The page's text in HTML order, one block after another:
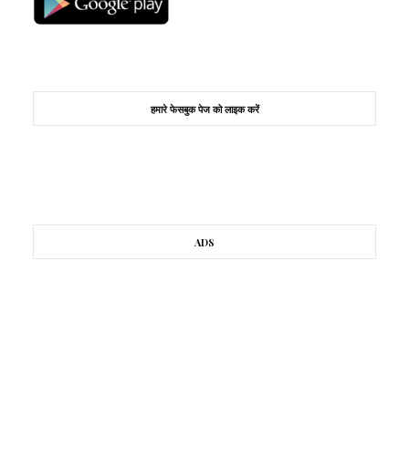
हमारे फेसबुक पेज को लाइक करें
ADS